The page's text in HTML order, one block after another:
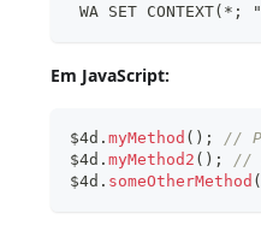
WA SET
Em JavaScript:
$4d .myMethod ( ) ;
//
$4d .myMethod2 ( ) ;
//
$4d . someOtherMethod (